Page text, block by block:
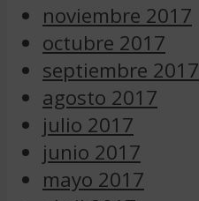
noviembre 2017
octubre 2017
septiembre 2017
agosto 2017
julio 2017
junio 2017
mayo 2017